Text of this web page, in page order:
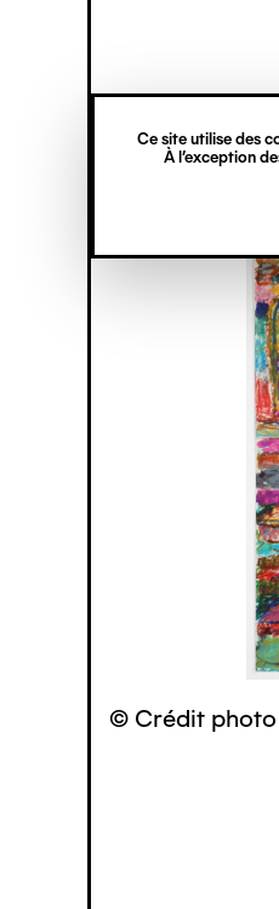
Ce site utilise des
À l’exception
principal
verticale
© Crédit photo